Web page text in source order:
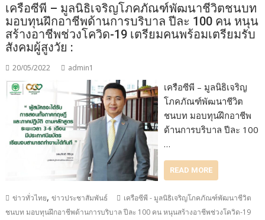
เครือซีพี – มูลนิธิเจริญโภคภัณฑ์พัฒนาชีวิตชนบท
มอบทุนฝึกอาชีพด้านการบริบาล ปีละ 100 คน หนุน
สร้างอาชีพช่วงโควิด-19 เตรียมคนพร้อมเตรียมรับ
สังคมผู้สูงวัย :
20/05/2022 admin1
เครือซีพี – มูลนิธิเจริญ
โภคภัณฑ์พัฒนาชีวิต
ชนบท มอบทุนฝึกอาชีพ
ด้านการบริบาล ปีละ 100
…
READ MORE
ข่าวทั่วไทย,ข่าวประชาสัมพันธ์
เครือซีพี - มูลนิธิเจริญโภคภัณฑ์พัฒนาชีวิต
ชนบท มอบทุนฝึกอาชีพด้านการบริบาล ปีละ 100 คน หนุนสร้างอาชีพช่วงโควิด-19